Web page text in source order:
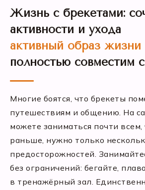
Жизнь с брекетами:
активности и ухода
активный образ жизни
полностью совместим
Многие боятся, что брекеты
путешествиям и общению. На
можете заниматься почти
раньше, нужно только
предосторожностей.
без ограничений: бегайте,
в тренажёрный зал.